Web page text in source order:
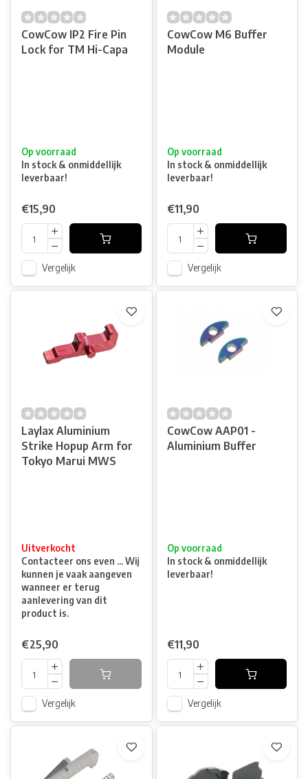
CowCow IP2 Fire Pin
Lock for TM Hi-Capa
Op voorraad
In stock & onmiddellijk
leverbaar!
€15,90
Vergelijk
CowCow M6 Buffer
Module
Op voorraad
In stock & onmiddellijk
leverbaar!
€11,90
Vergelijk
Laylax Aluminium
Strike Hopup Arm for
Tokyo Marui MWS
Uitverkocht
Contacteer ons even ... Wij
kunnen je vaak aangeven
wanneer er terug
aanlevering van dit
product is.
€25,90
Vergelijk
CowCow AAP01 -
Aluminium Buffer
Op voorraad
In stock & onmiddellijk
leverbaar!
€11,90
Vergelijk